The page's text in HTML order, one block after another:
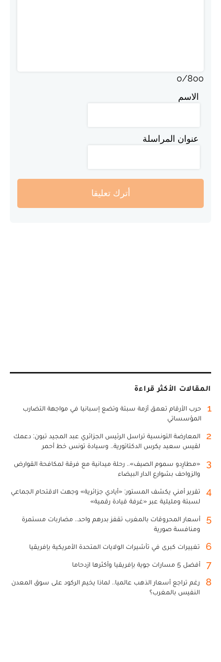
0/800
الاسم
عنوان المراسلة
أترك تعليقا
المقالات الأكثر قراءة
1
حرب الأرقام تعمق أزمة سبتة وتضع إسبانيا في مواجهة التضارب
المؤسساتي
2
المعارضة التونسية تراسل الرئيس الجزائري عبد المجيد تبون: دعمك
لقيس سعيد يكرس الدكتاتورية.. وسيادة تونس خط أحمر
3
«مطارِدو سموم الصيف».. رحلة ميدانية مع فرقة لمكافحة القوارض
والزواحف بشوارع الدار البيضاء
4
تقرير أمني يكشف المستور: «أيادي جزائرية» وجهت الاقتحام الجماعي
لسبتة ومليلية عبر «غرفة قيادة رقمية»
5
أسعار المحروقات بالمغرب تقفز بدرهم واحد.. مضاربات مستمرة
ومنافسة صورية
6 تغييرات كبرى في تأشيرات الولايات المتحدة الأمريكية بإفريقيا
7 أفضل 5 مسارات جوية بإفريقيا وأكثرها ازدحاما
8
رغم تراجع أسعار الذهب عالميا.. لماذا يخيم الركود على سوق المعدن
النفيس بالمغرب؟